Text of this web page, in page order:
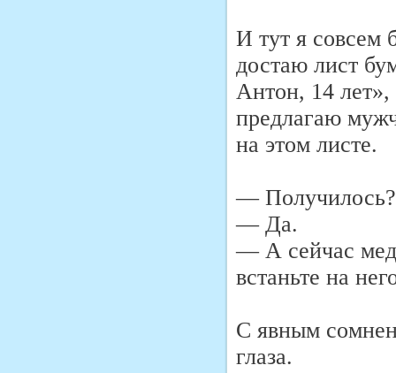
И тут я совсем
достаю лист
Антон, 14 лет»,
предлагаю
на этом листе.
—
— Да.
— А сейчас
встаньте на
С явным
глаза.